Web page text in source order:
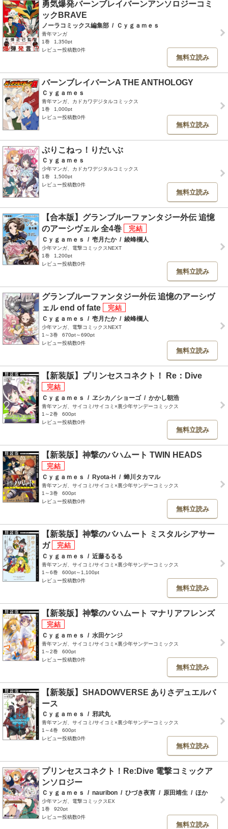
勇気爆発バーンブレイバーンアンソロジーコミ
ックBRAVE
ノーラコミックス編集部 / Ｃｙｇａｍｅｓ
青年マンガ
1巻
1,350pt
レビュー投稿数0件
無料立読み
バーンブレイバーンA THE ANTHOLOGY
Ｃｙｇａｍｅｓ
青年マンガ、カドカワデジタルコミックス
1巻
1,000pt
レビュー投稿数0件
無料立読み
ぷりこねっ！りだいぶ
Ｃｙｇａｍｅｓ
少年マンガ、カドカワデジタルコミックス
1巻
1,500pt
レビュー投稿数0件
無料立読み
【合本版】グランブルーファンタジー外伝 追憶
のアーシヴェル 全4巻
Ｃｙｇａｍｅｓ / 壱月たか / 綾峰欄人
少年マンガ、電撃コミックスNEXT
1巻
1,200pt
レビュー投稿数0件
無料立読み
グランブルーファンタジー外伝 追憶のアーシヴ
ェル end of fate
Ｃｙｇａｍｅｓ / 壱月たか / 綾峰欄人
少年マンガ、電撃コミックスNEXT
1～3巻
670pt～690pt
レビュー投稿数0件
無料立読み
【新装版】プリンセスコネクト！ Re：Dive
Ｃｙｇａｍｅｓ / ヱシカ／ショーゴ / かかし朝浩
青年マンガ、サイコミ/サイコミ×裏少年サンデーコミックス
1～2巻
600pt
レビュー投稿数0件
無料立読み
【新装版】神撃のバハムート TWIN HEADS
Ｃｙｇａｍｅｓ / Ryota-H / 蝉川タカマル
青年マンガ、サイコミ/サイコミ×裏少年サンデーコミックス
1～3巻
600pt
レビュー投稿数0件
無料立読み
【新装版】神撃のバハムート ミスタルシアサー
ガ
Ｃｙｇａｍｅｓ / 近藤るるる
青年マンガ、サイコミ/サイコミ×裏少年サンデーコミックス
1～6巻
600pt～1,100pt
レビュー投稿数0件
無料立読み
【新装版】神撃のバハムート マナリアフレンズ
Ｃｙｇａｍｅｓ / 水田ケンジ
青年マンガ、サイコミ/サイコミ×裏少年サンデーコミックス
1～2巻
600pt
レビュー投稿数0件
無料立読み
【新装版】SHADOWVERSE ありさデュエルバ
ース
Ｃｙｇａｍｅｓ / 邪武丸
青年マンガ、サイコミ/サイコミ×裏少年サンデーコミックス
1～4巻
600pt
レビュー投稿数0件
無料立読み
プリンセスコネクト！Re:Dive 電撃コミックア
ンソロジー
Ｃｙｇａｍｅｓ / nauribon / ひづき夜宵 / 原田靖生 / ほか
少年マンガ、電撃コミックスEX
1巻
920pt
レビュー投稿数0件
無料立読み